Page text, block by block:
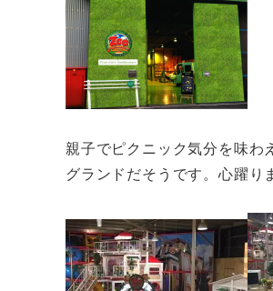
親子でピクニック気分を味わ
グランドだそうです。心躍り